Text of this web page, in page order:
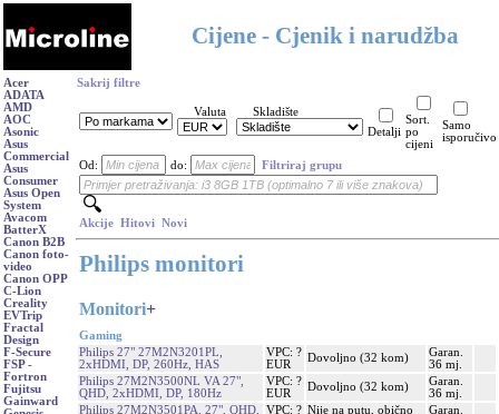
Cijene - Cjenik i narudžba
Acer
ADATA
AMD
AOC
Asonic
Asus
Commercial
Asus
Consumer
Asus Open
System
Avacom
BatterX
Canon B2B
Canon foto-
video
Canon OPP
C-Lion
Creality
EVTrip
Fractal
Design
F-Secure
FSP -
Fortron
Fujitsu
Gainward
Sakrij filtre
Valuta
Skladište
Detalji
Sort.
po
cijeni
Samo
isporučivo
Od: do: Filtriraj grupu
Akcije Hitovi Novi
Philips monitori
Monitori+
Gaming
Philips 27" 27M2N3201PL,
2xHDMI, DP, 260Hz, HAS
VPC: ?
EUR
Dovoljno (32 kom)
Garan.
36 mj.
Philips 27M2N3500NL VA 27",
QHD, 2xHDMI, DP, 180Hz
VPC: ?
EUR
Dovoljno (32 kom)
Garan.
36 mj.
Philips 27M2N3501PA, 27", QHD,
VPC: ? Nije na putu, obično
Garan.